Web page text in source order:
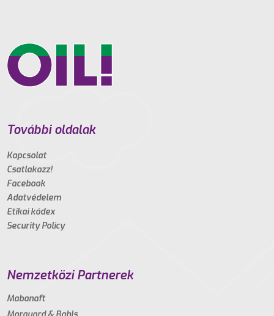
További oldalak
Kapcsolat
Csatlakozz!
Facebook
Adatvédelem
Etikai kódex
Security Policy
Nemzetközi Partnerek
Mabanaft